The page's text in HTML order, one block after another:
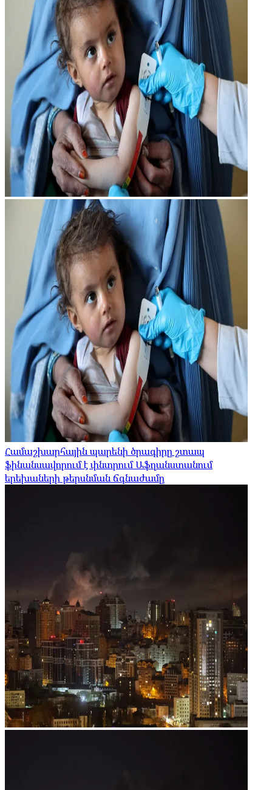
Համաշխարհային պարենի ծրագիրը շտապ
ֆինանսավորում է փնտրում Աֆղանստանում
երեխաների թերսնման ճգնաժամը